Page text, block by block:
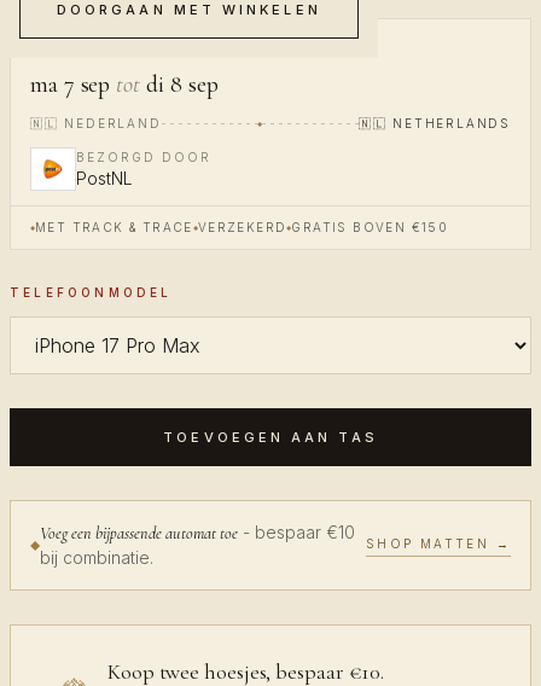
DOORGAAN MET WINKELEN
ma 7 sep tot di 8 sep
🇳🇱 NEDERLAND 🇳🇱 NETHERLANDS
BEZORGD DOOR
PostNL
MET TRACK & TRACE VERZEKERD GRATIS BOVEN €150
TELEFOONMODEL
TOEVOEGEN AAN TAS
Voeg een bijpassende automat toe - bespaar €10
bij combinatie.
SHOP MATTEN →
Koop twee hoesjes, bespaar €10.